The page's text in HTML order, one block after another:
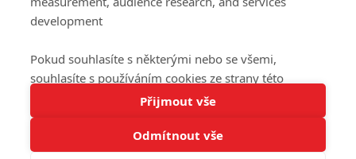
Tato stránka používá soubory cookies.
Rozumím
© 2016 – 2026 FandimeSerialum.cz / All rights reserved /
development
Pokud souhlasíte s některými nebo se všemi,
souhlasíte s používáním cookies ze strany této
stránky a pro tyto účely. Souhlas také můžete
odmítnout, ale v takovém případě vám na stránce
nebudou k dispozici některé personalizované funkce.
Vaše volby souhlasu se budou vztahovat pouze na
Přijmout vše
Odmítnout vše